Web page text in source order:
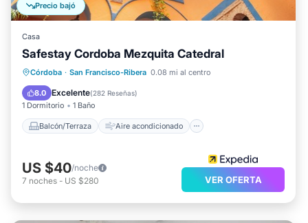
Precio bajó
Casa
Safestay Cordoba Mezquita Catedral
Córdoba · San Francisco-Ribera 0.08 mi al centro
8.0 Excelente(282 Reseñas)
1 Dormitorio 1 Baño
Balcón/Terraza Aire acondicionado
Balcón/Terraza
Aire acondicionado
Internet
Apto para niños
US $40/noche
7 noches - US $280 VER OFERTA